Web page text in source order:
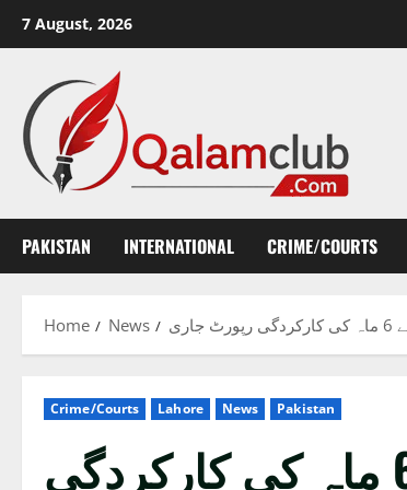
7 August, 2026
PAKISTAN INTERNATIONAL CRIME/COURTS
Home News
Crime/Courts Lahore News Pakistan
انویسٹی گیشن پولیس لاہور کی 2019 کے پہلے 6 ماہ کی کارکردگی